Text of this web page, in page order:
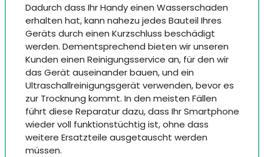
Dadurch dass Ihr Handy einen Wasserschaden
erhalten hat, kann nahezu jedes Bauteil Ihres
Geräts durch einen Kurzschluss beschädigt
werden. Dementsprechend bieten wir unseren
Kunden einen Reinigungsservice an, für den wir
das Gerät auseinander bauen, und ein
Ultraschallreinigungsgerät verwenden, bevor es
zur Trocknung kommt. In den meisten Fällen
führt diese Reparatur dazu, dass Ihr Smartphone
wieder voll funktionstüchtig ist, ohne dass
weitere Ersatzteile ausgetauscht werden
müssen.